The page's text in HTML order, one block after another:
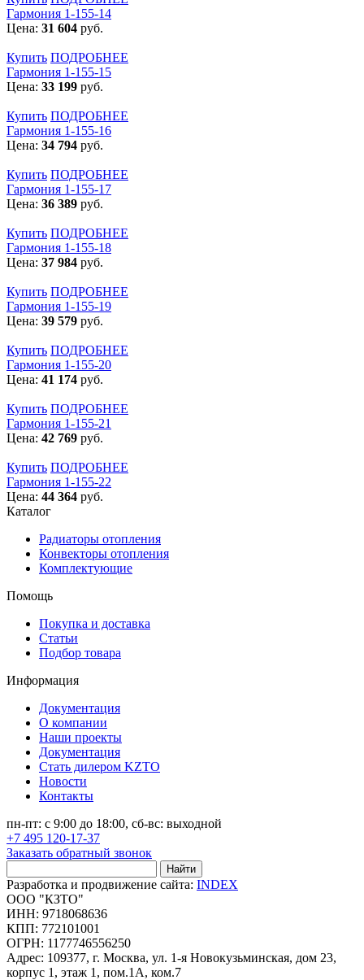
Гармония 1-155-14
Цена: 31 604 руб.
Купить ПОДРОБНЕЕ
Гармония 1-155-15
Цена: 33 199 руб.
Купить ПОДРОБНЕЕ
Гармония 1-155-16
Цена: 34 794 руб.
Купить ПОДРОБНЕЕ
Гармония 1-155-17
Цена: 36 389 руб.
Купить ПОДРОБНЕЕ
Гармония 1-155-18
Цена: 37 984 руб.
Купить ПОДРОБНЕЕ
Гармония 1-155-19
Цена: 39 579 руб.
Купить ПОДРОБНЕЕ
Гармония 1-155-20
Цена: 41 174 руб.
Купить ПОДРОБНЕЕ
Гармония 1-155-21
Цена: 42 769 руб.
Купить ПОДРОБНЕЕ
Гармония 1-155-22
Цена: 44 364 руб.
Каталог
Радиаторы отопления
Конвекторы отопления
Комплектующие
Помощь
Покупка и доставка
Статьи
Подбор товара
Информация
Документация
О компании
Наши проекты
Документация
Стать дилером KZTO
Новости
Контакты
пн-пт: с 9:00 до 18:00, сб-вс: выходной
+7 495 120-17-37
Заказать обратный звонок
Найти
Разработка и продвижение сайта: INDEX
ООО "КЗТО"
ИНН: 9718068636
КПП: 772101001
ОГРН: 1177746556250
Адрес: 109377, г. Москва, ул. 1-я Новокузьминская, дом 23,
корпус 1, этаж 1, пом.1А, ком.7